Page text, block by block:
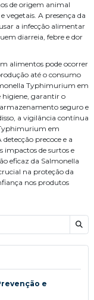
de origem animal
vegetais. A presença da
a infecção alimentar
diarreia, febre e dor
alimentos pode ocorrer
até o consumo
Typhimurium em
higiene, garantir o
seguro e
a vigilância contínua
em
precoce e a
impactos de surtos e
eficaz da Salmonella
na proteção da
nos produtos
e